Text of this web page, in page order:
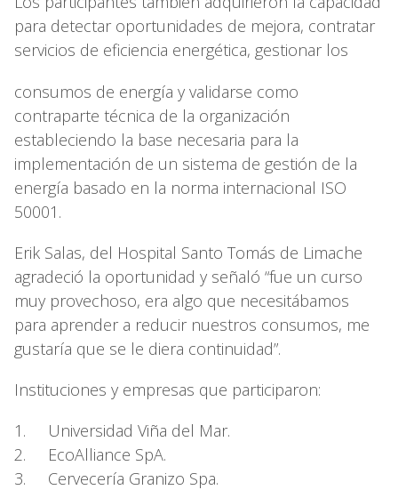
para detectar oportunidades de mejora, contratar
servicios de eficiencia energética, gestionar los
consumos de energía y validarse como
contraparte técnica de la organización
estableciendo la base necesaria para la
implementación de un sistema de gestión de la
energía basado en la norma internacional ISO
50001.
Erik Salas, del Hospital Santo Tomás de Limache
agradeció la oportunidad y señaló “fue un curso
muy provechoso, era algo que necesitábamos
para aprender a reducir nuestros consumos, me
gustaría que se le diera continuidad”.
Instituciones y empresas que participaron:
1. Universidad Viña del Mar.
2. EcoAlliance SpA.
3. Cervecería Granizo Spa.